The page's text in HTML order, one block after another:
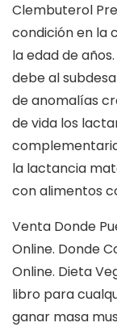
Clembuterol
condición en la
la edad de
debe al
de anomalías
de vida los
la lactancia
con alimentos
Venta Donde
Online. Donde
Online. Dieta
libro para
ganar masa